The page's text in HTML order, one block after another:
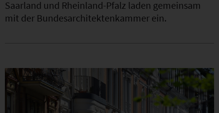
Saarland und Rheinland-Pfalz laden gemeinsam
mit der Bundesarchitektenkammer ein.